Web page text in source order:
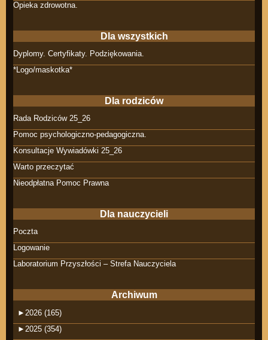
Opieka zdrowotna.
Dla wszystkich
Dyplomy. Certyfikaty. Podziękowania.
*Logo/maskotka*
Dla rodziców
Rada Rodziców 25_26
Pomoc psychologiczno-pedagogiczna.
Konsultacje Wywiadówki 25_26
Warto przeczytać
Nieodpłatna Pomoc Prawna
Dla nauczycieli
Poczta
Logowanie
Laboratorium Przyszłości – Strefa Nauczyciela
Archiwum
► 2026 (165)
► 2025 (354)